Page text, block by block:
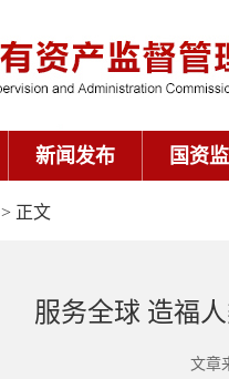
新闻发布 国资
> 正文
服务全球 造福
文章